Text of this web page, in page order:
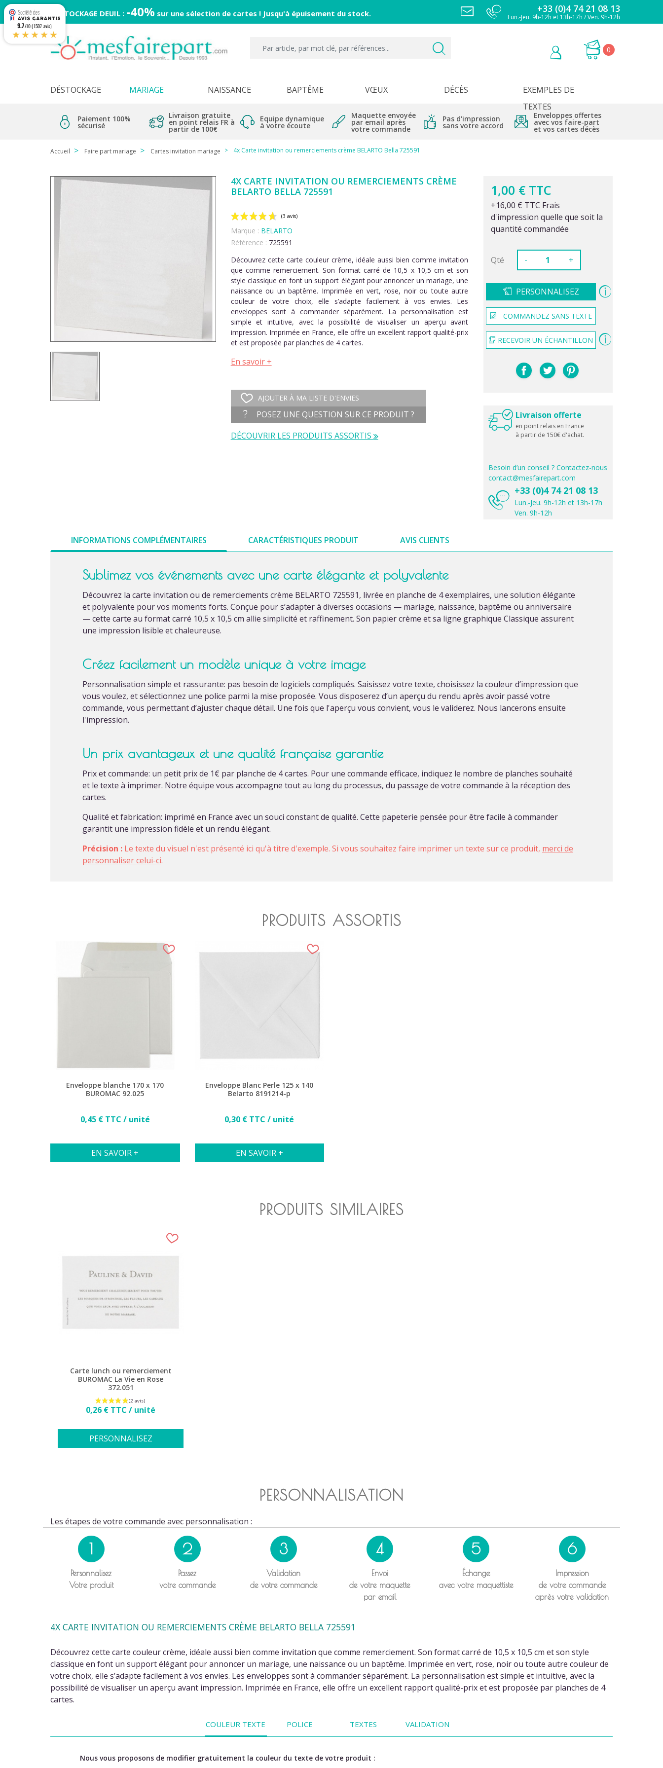
DESTOCKAGE DEUIL : -40% sur une sélection de cartes ! Jusqu'à épuisement du stock. +33 (0)4 74 21 08 13
Lun.-Jeu. 9h-12h et 13h-17h / Ven. 9h-12h
0
DÉSTOCKAGE MARIAGE NAISSANCE BAPTÊME VŒUX DÉCÈS
EXEMPLES DE
TEXTES
Paiement 100%
sécurisé
Livraison gratuite
en point relais FR à
partir de 100€
Equipe dynamique
à votre écoute
Maquette envoyée
par email après
votre commande
Pas d'impression
sans votre accord
Enveloppes offertes
avec vos faire-part
et vos cartes décès
Accueil Faire part mariage Cartes invitation mariage 4x Carte invitation ou remerciements crème BELARTO Bella 725591
4X CARTE INVITATION OU REMERCIEMENTS CRÈME
BELARTO BELLA 725591
Marque : BELARTO
Référence : 725591
Découvrez cette carte couleur crème, idéale aussi bien comme invitation
que comme remerciement. Son format carré de 10,5 x 10,5 cm et son
style classique en font un support élégant pour annoncer un mariage, une
naissance ou un baptême. Imprimée en vert, rose, noir ou toute autre
couleur de votre choix, elle s’adapte facilement à vos envies. Les
enveloppes sont à commander séparément. La personnalisation est
simple et intuitive, avec la possibilité de visualiser un aperçu avant
impression. Imprimée en France, elle offre un excellent rapport qualité-prix
et est proposée par planches de 4 cartes.
En savoir +
AJOUTER À MA LISTE D'ENVIES
POSEZ UNE QUESTION SUR CE PRODUIT ?
DÉCOUVRIR LES PRODUITS ASSORTIS
1,00 € TTC
+16,00 € TTC Frais
d'impression quelle que soit la
quantité commandée
Qté - +
PERSONNALISEZ
COMMANDEZ SANS TEXTE
RECEVOIR UN ÉCHANTILLON
Livraison offerte
en point relais en France
à partir de 150€ d'achat.
Besoin d’un conseil ? Contactez-nous
contact@mesfairepart.com
+33 (0)4 74 21 08 13
Lun.-Jeu. 9h-12h et 13h-17h
Ven. 9h-12h
INFORMATIONS COMPLÉMENTAIRES CARACTÉRISTIQUES PRODUIT AVIS CLIENTS
Sublimez vos événements avec une carte élégante et polyvalente
Découvrez la carte invitation ou de remerciements crème BELARTO 725591, livrée en planche de 4 exemplaires, une solution élégante
et polyvalente pour vos moments forts. Conçue pour s’adapter à diverses occasions — mariage, naissance, baptême ou anniversaire
— cette carte au format carré 10,5 x 10,5 cm allie simplicité et raffinement. Son papier crème et sa ligne graphique Classique assurent
une impression lisible et chaleureuse.
Créez facilement un modèle unique à votre image
Personnalisation simple et rassurante: pas besoin de logiciels compliqués. Saisissez votre texte, choisissez la couleur d’impression que
vous voulez, et sélectionnez une police parmi la mise proposée. Vous disposerez d’un aperçu du rendu après avoir passé votre
commande, vous permettant d’ajuster chaque détail. Une fois que l'aperçu vous convient, vous le validerez. Nous lancerons ensuite
l'impression.
Un prix avantageux et une qualité française garantie
Prix et commande: un petit prix de 1€ par planche de 4 cartes. Pour une commande efficace, indiquez le nombre de planches souhaité
et le texte à imprimer. Notre équipe vous accompagne tout au long du processus, du passage de votre commande à la réception des
cartes.
Qualité et fabrication: imprimé en France avec un souci constant de qualité. Cette papeterie pensée pour être facile à commander
garantit une impression fidèle et un rendu élégant.
Précision : Le texte du visuel n'est présenté ici qu'à titre d'exemple. Si vous souhaitez faire imprimer un texte sur ce produit, merci de
personnaliser celui-ci.
PRODUITS ASSORTIS
Enveloppe blanche 170 x 170
BUROMAC 92.025
Prix
0,45 € TTC / unité
EN SAVOIR +
Enveloppe Blanc Perle 125 x 140
Belarto 8191214-p
Prix
0,30 € TTC / unité
EN SAVOIR +
PRODUITS SIMILAIRES
Carte lunch ou remerciement
BUROMAC La Vie en Rose
372.051
Prix
0,26 € TTC / unité
PERSONNALISEZ
PERSONNALISATION
Les étapes de votre commande avec personnalisation :
1
Personnalisez
Votre produit
2
Passez
votre commande
3
Validation
de votre commande
4
Envoi
de votre maquette
par email
5
Échange
avec votre maquettiste
6
Impression
de votre commande
après votre validation
4X CARTE INVITATION OU REMERCIEMENTS CRÈME BELARTO BELLA 725591
Découvrez cette carte couleur crème, idéale aussi bien comme invitation que comme remerciement. Son format carré de 10,5 x 10,5 cm et son style
classique en font un support élégant pour annoncer un mariage, une naissance ou un baptême. Imprimée en vert, rose, noir ou toute autre couleur de
votre choix, elle s’adapte facilement à vos envies. Les enveloppes sont à commander séparément. La personnalisation est simple et intuitive, avec la
possibilité de visualiser un aperçu avant impression. Imprimée en France, elle offre un excellent rapport qualité-prix et est proposée par planches de 4
cartes.
COULEUR TEXTE POLICE TEXTES VALIDATION
Nous vous proposons de modifier gratuitement la couleur du texte de votre produit :
9.7/10 (1507 avis)
★★★★★